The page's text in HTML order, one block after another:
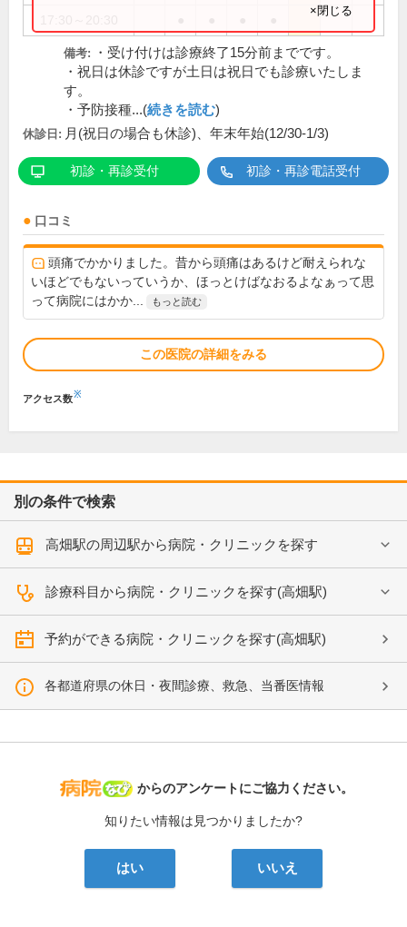
×閉じる
備考:
・受け付けは診療終了15分前までです。
・祝日は休診ですが土日は祝日でも診療いたしま
す。
・予防接種...(続きを読む)
休診日: 月(祝日の場合も休診)、年末年始(12/30-1/3)
初診・再診受付 初診・再診電話受付
口コミ
頭痛でかかりました。昔から頭痛はあるけど耐えられな
いほどでもないっていうか、ほっとけばなおるよなぁって思
って病院にはかか...
もっと読む
この医院の詳細をみる
アクセス数※
別の条件で検索
高畑駅の周辺駅から病院・クリニックを探す
診療科目から病院・クリニックを探す(高畑駅)
予約ができる病院・クリニックを探す(高畑駅)
各都道府県の休日・夜間診療、救急、当番医情報
病院なび
からのアンケートにご協力ください。
知りたい情報は見つかりましたか?
はい いいえ